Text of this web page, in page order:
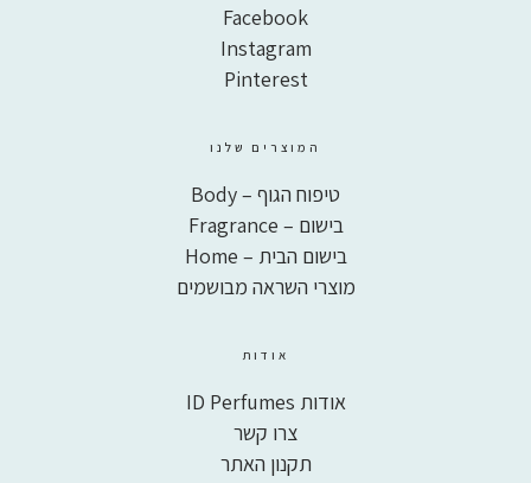
Facebook
Instagram
Pinterest
המוצרים שלנו
טיפוח הגוף – Body
בישום – Fragrance
בישום הבית – Home
מוצרי השראה מבושמים
אודות
אודות ID Perfumes
צרו קשר
תקנון האתר